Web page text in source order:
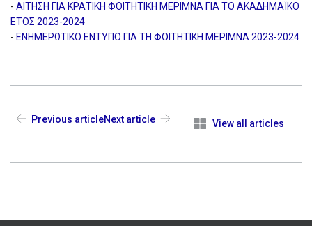
- ΑΙΤΗΣΗ ΓΙΑ ΚΡΑΤΙΚΗ ΦΟΙΤΗΤΙΚΗ ΜΕΡΙΜΝΑ ΓΙΑ ΤΟ ΑΚΑΔΗΜΑΪΚΟ
ΕΤΟΣ 2023-2024
- ΕΝΗΜΕΡΩΤΙΚΟ ΕΝΤΥΠΟ ΓΙΑ ΤΗ ΦΟΙΤΗΤΙΚΗ ΜΕΡΙΜΝΑ 2023-2024
Previous article View all articles
Next article